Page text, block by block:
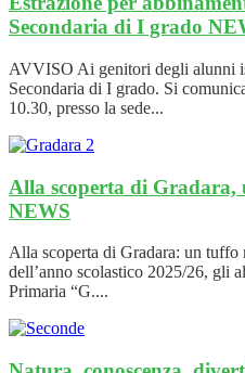
Secondaria di I grado
AVVISO Ai genitori degli alunni
Secondaria di I grado. Si
10.30, presso la sede...
Alla scoperta di Gradara,
NEWS
Alla scoperta di Gradara: un
dell’anno scolastico 2025/26, gli
Primaria “G....